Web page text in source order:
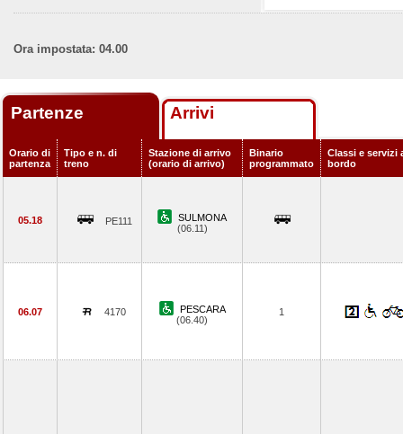
Ora impostata: 04.00
Partenze Arrivi
Orario di
partenza
Tipo e n. di
treno
Stazione di arrivo
(orario di arrivo)
Binario
programmato
Classi e servizi
bordo
05.18 PE111
SULMONA
(06.11)
06.07 4170
PESCARA
(06.40)
1